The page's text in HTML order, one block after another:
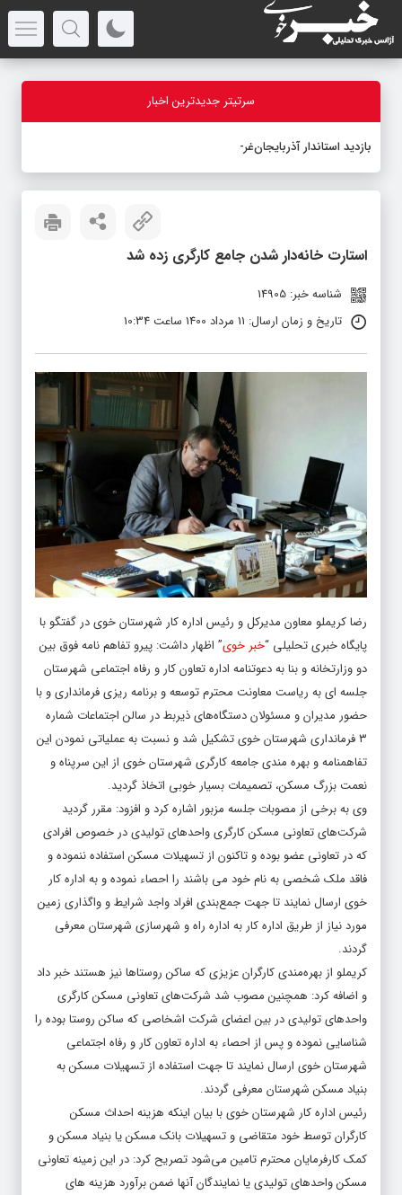
سرتیتر جدیدترین اخبار
بازدید استاندار آذربایجان‌غربی از
استارت خانه‌دار شدن جامع کارگری زده شد
شناسه خبر: 14905
تاریخ و زمان ارسال: 11 مرداد 1400 ساعت 10:34
رضا کریملو معاون مدیرکل و رئیس اداره کار شهرستان خوی در گفتگو با
پایگاه خبری تحلیلی “خبر خوی” اظهار داشت: پیرو تفاهم نامه فوق بین
دو وزارتخانه و بنا به دعوتنامه اداره تعاون کار و رفاه اجتماعی شهرستان
جلسه ای به ریاست معاونت محترم توسعه و برنامه ریزی فرمانداری و با
حضور مدیران و مسئولان دستگاه‌های ذیربط در سالن اجتماعات شماره
۳ فرمانداری شهرستان خوی تشکیل شد و نسبت به عملیاتی نمودن این
تفاهمنامه و بهره مندی جامعه کارگری شهرستان خوی از این سرپناه و
نعمت بزرگ مسکن، تصمیمات بسیار خوبی اتخاذ گردید.
وی به برخی از مصوبات جلسه مزبور اشاره کرد و افزود: مقرر گردید
شرکت‌های تعاونی مسکن کارگری واحدهای تولیدی در خصوص افرادی
که در تعاونی عضو بوده و تاکنون از تسهیلات مسکن استفاده ننموده و
فاقد ملک شخصی به نام خود می باشند را احصاء نموده و به اداره کار
خوی ارسال نمایند تا جهت جمع‌بندی افراد واجد شرایط و واگذاری زمین
مورد نیاز از طریق اداره کار به اداره راه و شهرسازی شهرستان معرفی
گردند.
کریملو از بهره‌مندی کارگران عزیزی که ساکن روستاها نیز هستند خبر داد
و اضافه کرد: همچنین مصوب شد شرکت‌های تعاونی مسکن کارگری
واحدهای تولیدی در بین اعضای شرکت اشخاصی که ساکن روستا بوده را
شناسایی نموده و پس از احصاء به اداره تعاون کار و رفاه اجتماعی
شهرستان خوی ارسال نمایند تا جهت استفاده از تسهیلات مسکن به
بنیاد مسکن شهرستان معرفی گردند.
رئیس اداره کار شهرستان خوی با بیان اینکه هزینه احداث مسکن
کارگران توسط خود متقاضی و تسهیلات بانک مسکن یا بنیاد مسکن و
کمک کارفرمایان محترم تامین می‌شود تصریح کرد: در این زمینه تعاونی
مسکن واحدهای تولیدی یا نمایندگان آنها ضمن برآورد هزینه های